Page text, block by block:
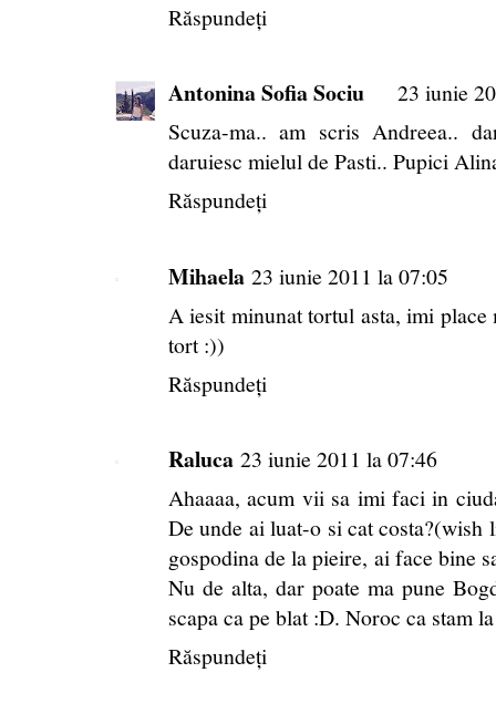
Răspundeți
Antonina Sofia Sociu
23 iunie
Scuza-ma.. am scris Andreea..
daruiesc mielul de Pasti.. Pupici
Răspundeți
Mihaela 23 iunie 2011 la 07:05
A iesit minunat tortul asta, imi
tort :))
Răspundeți
Raluca 23 iunie 2011 la 07:46
Ahaaaa, acum vii sa imi faci in
De unde ai luat-o si cat
gospodina de la pieire, ai face bine
Nu de alta, dar poate ma pune
scapa ca pe blat :D. Noroc ca stam
Răspundeți